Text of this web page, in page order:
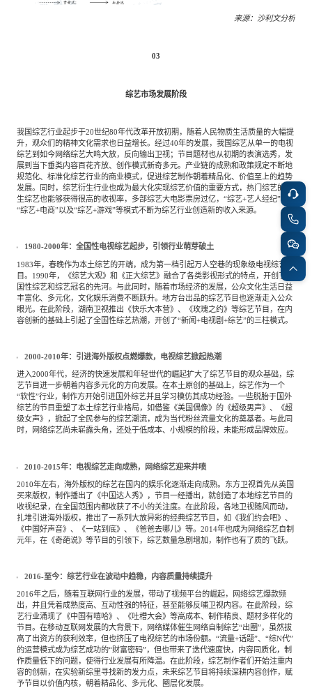
来源：沙利文分析
03
综艺市场发展阶段
我国综艺行业起步于20世纪80年代改革开放初期，随着人民物质生活质量的大幅提
升，观众们的精神文化需求也日益增长。经过40年的发展，我国综艺从单一的电视
综艺到如今网络综艺大鸣大放，反向输出卫视；节目题材也从初期的表演选秀，发
展到当下垂类内容百花齐放、创作模式新奇多元。产业链的成熟和政策规定不断地
规范化、标准化综艺行业的商业模式，促进综艺制作朝着精品化、价值至上的趋势
发展。同时，综艺衍生行业也成为最大化实现综艺价值的重要方式，热门综艺的衍
生综艺也能够获得很高的收视率，多部综艺大电影票房过亿，“综艺+艺人经纪”、
“综艺+电商”以及“综艺+游戏”等模式不断为综艺行业创造新的收入来源。
1980-2000年：全国性电视综艺起步，引领行业萌芽破土
1983年，春晚作为本土综艺的开端，成为第一档引起万人空巷的现象级电视综艺节
目。1990年，《综艺大观》和《正大综艺》融合了各类影视形式的特点，开创了全
国性综艺和综艺冠名的先河。与此同时，随着市场经济的发展，公众文化生活日益
丰富化、多元化，文化娱乐消费不断跃升。地方台出品的综艺节目也逐渐走入公众
眼光。在此阶段，湖南卫视推出《快乐大本营》、《玫瑰之约》等综艺节目，在内
容创新的基础上引起了全国性综艺热潮，开创了“新闻+电视剧+综艺”的三柱模式。
2000-2010年：引进海外版权点燃爆款，电视综艺掀起热潮
进入2000年代，经济的快速发展和年轻世代的崛起扩大了综艺节目的观众基础，综
艺节目进一步朝着内容多元化的方向发展。在本土原创的基础上，综艺作为一个
“软性”行业，制作方开始引进国外综艺并且学习模仿其成功经验。一些脱胎于国外
综艺的节目重塑了本土综艺行业格局，如借鉴《美国偶像》的《超级男声》、《超
级女声》，掀起了全民参与的综艺潮流，成为当代粉丝流量文化的奠基者。与此同
时，网络综艺尚未崭露头角，还处于低成本、小规模的阶段，未能形成品牌效应。
2010-2015年：电视综艺走向成熟，网络综艺迎来井喷
2010年左右，海外版权的综艺在国内的娱乐化逐渐走向成熟。东方卫视首先从英国
买来版权，制作播出了《中国达人秀》，节目一经播出，就创造了本地综艺节目的
收视纪录，在全国范围内都收获了不小的关注度。在此阶段，各地卫视随风而动，
扎堆引进海外版权，推出了一系列大放异彩的经典综艺节目，如《我们约会吧》、
《中国好声音》、《一站到底》、《爸爸去哪儿》等。2014年也成为网络综艺自制
元年，在《奇葩说》等节目的引领下，综艺数量急剧增加，制作也有了质的飞跃。
2016-至今：综艺行业在波动中趋稳，内容质量持续提升
2016年之后，随着互联网行业的发展，带动了视频平台的崛起，网络综艺爆款频
出，并且凭着成熟度高、互动性强的特征，甚至能够反哺卫视内容。在此阶段，综
艺行业涌现了《中国有嘻哈》、《吐槽大会》等高成本、制作精良、题材多样化的
节目。在移动互联网发展的大背景下，网络媒体催生网络自制综艺“出圈”，虽然拔
高了出资方的获利效率，但也挤压了电视综艺的市场份额。“流量+话题”、“综N代”
的运营模式成为综艺成功的“财富密码”，但也带来了迭代速度快，内容同质化，制
作质量低下的问题，使得行业发展有所降温。在此阶段，综艺制作者们开始注重内
容的创新，在实验新综里寻找新的发力点，未来综艺节目将持续深耕内容创作，赋
予节目以价值内核，朝着精品化、多元化、圈层化发展。